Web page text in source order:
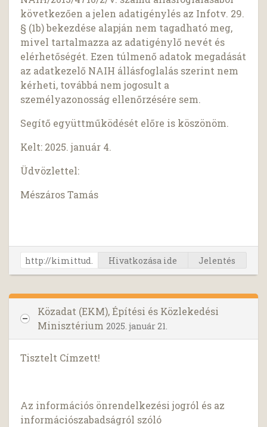
következően a jelen adatigénylés az Infotv. 29.
§ (1b) bekezdése alapján nem tagadható meg,
mivel tartalmazza az adatigénylő nevét és
elérhetőségét. Ezen túlmenő adatok megadását
az adatkezelő NAIH állásfoglalás szerint nem
kérheti, továbbá nem jogosult a
személyazonosság ellenőrzésére sem.
Segítő együttműködését előre is köszönöm.
Kelt: 2025. január 4.
Üdvözlettel:
Mészáros Tamás
Hivatkozása ide Jelentés
Közadat (EKM), Építési és Közlekedési
Minisztérium 2025. január 21.
Tisztelt Címzett!
Az információs önrendelkezési jogról és az
információszabadságról szóló